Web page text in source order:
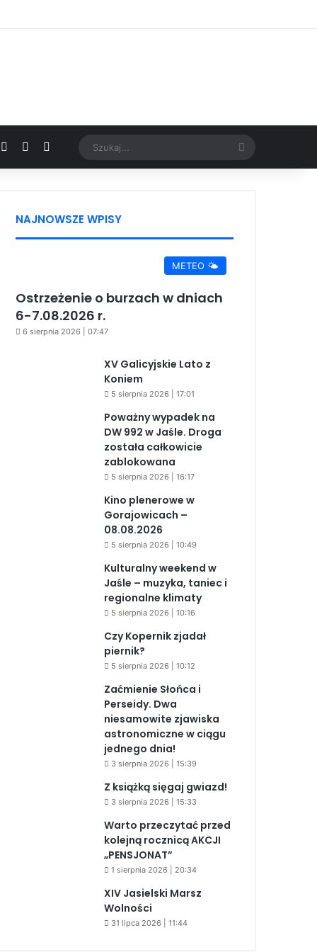
Facebook YouTubeGoogle News Szukaj...
NAJNOWSZE WPISY
METEO 🌤️
Ostrzeżenie o burzach w dniach
6-7.08.2026 r.
6 sierpnia 2026 | 07:47
XV Galicyjskie Lato z
Koniem
5 sierpnia 2026 | 17:01
Poważny wypadek na
DW 992 w Jaśle. Droga
została całkowicie
zablokowana
5 sierpnia 2026 | 16:17
Kino plenerowe w
Gorajowicach –
08.08.2026
5 sierpnia 2026 | 10:49
Kulturalny weekend w
Jaśle – muzyka, taniec i
regionalne klimaty
5 sierpnia 2026 | 10:16
Czy Kopernik zjadał
piernik?
5 sierpnia 2026 | 10:12
Zaćmienie Słońca i
Perseidy. Dwa
niesamowite zjawiska
astronomiczne w ciągu
jednego dnia!
3 sierpnia 2026 | 15:39
Z książką sięgaj gwiazd!
3 sierpnia 2026 | 15:33
Warto przeczytać przed
kolejną rocznicą AKCJI
„PENSJONAT”
1 sierpnia 2026 | 20:34
XIV Jasielski Marsz
Wolności
31 lipca 2026 | 11:44